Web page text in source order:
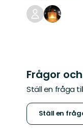
Frågor
Ställ en fråga
Ställ en